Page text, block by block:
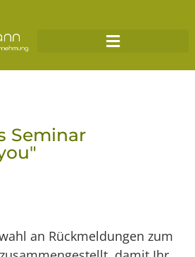
Seminar
an Rückmeldungen zum